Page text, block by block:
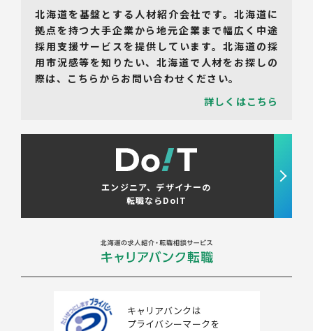
北海道を基盤とする人材紹介会社です。北海道に
拠点を持つ大手企業から地元企業まで幅広く中途
採用支援サービスを提供しています。北海道の採
用市況感等を知りたい、北海道で人材をお探しの
際は、こちらからお問い合わせください。
詳しくはこちら
エンジニア、デザイナーの
転職ならDoIT
キャリアバンクは
プライバシーマークを